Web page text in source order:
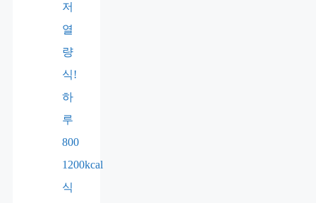
저
열
량
식!
하
루
800
1200kcal
식